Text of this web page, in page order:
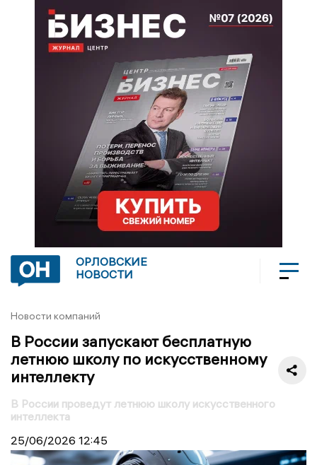
ОРЛОВСКИЕ
НОВОСТИ
Новости компаний
В России запускают бесплатную
летнюю школу по искусственному
интеллекту
В России проведут летнюю школу искусственного
интеллекта
25/06/2026 12:45